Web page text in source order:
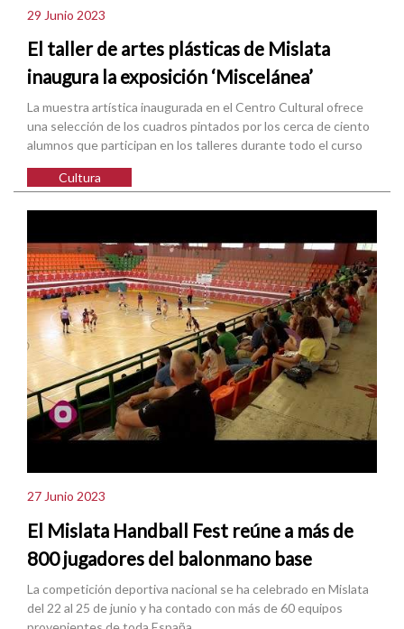
29 Junio 2023
El taller de artes plásticas de Mislata
inaugura la exposición ‘Miscelánea’
La muestra artística inaugurada en el Centro Cultural ofrece
una selección de los cuadros pintados por los cerca de ciento
alumnos que participan en los talleres durante todo el curso
Cultura
27 Junio 2023
El Mislata Handball Fest reúne a más de
800 jugadores del balonmano base
La competición deportiva nacional se ha celebrado en Mislata
del 22 al 25 de junio y ha contado con más de 60 equipos